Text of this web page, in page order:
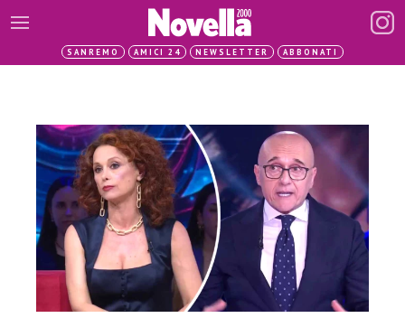
SANREMO AMICI 24 NEWSLETTER ABBONATI